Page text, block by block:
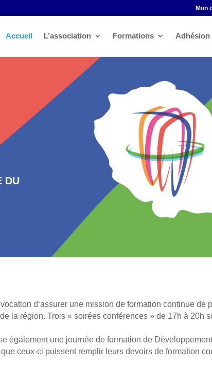
Mon
Accueil L’association Formations Adhésion
DU
d‘assurer une mission de formation continue de
la région. Trois « soirées conférences » de 17h à 20h
également une journée de formation de
ceux-ci puissent remplir leurs devoirs de formation